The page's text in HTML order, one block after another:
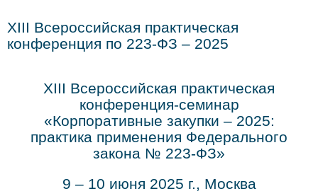
XIII Всероссийская практическая
конференция по 223-ФЗ – 2025
XIII Всероссийская практическая
конференция-семинар
«Корпоративные закупки – 2025:
практика применения Федерального
закона № 223-ФЗ»
9 – 10 июня 2025 г., Москва